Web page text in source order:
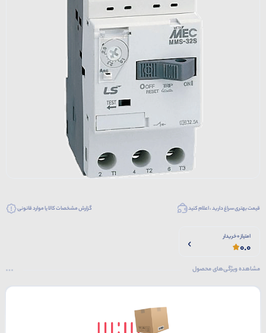
قیمت بهتری سراغ دارید ، اعلام کنید گزارش مشخصات کالا یا موارد قانونی
امتیاز 0 خریدار
0.0
مشاهده ویژگی‌های محصول